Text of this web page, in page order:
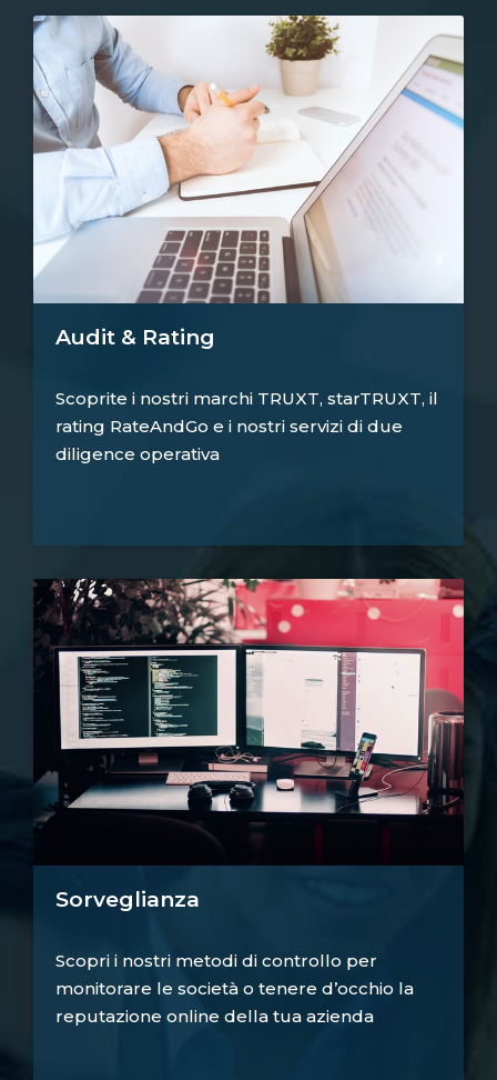
Audit & Rating
Scoprite i nostri marchi TRUXT, starTRUXT, il
rating RateAndGo e i nostri servizi di due
diligence operativa
Sorveglianza
Scopri i nostri metodi di controllo per
monitorare le società o tenere d’occhio la
reputazione online della tua azienda